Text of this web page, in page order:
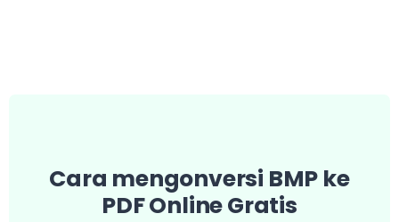
Cara mengonversi BMP ke
PDF Online Gratis